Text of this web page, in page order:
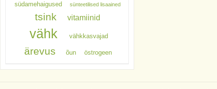
südamehaigused sünteetilised lisaained
tsink vitamiinid
vähk vähkkasvajad
ärevus õun östrogeen